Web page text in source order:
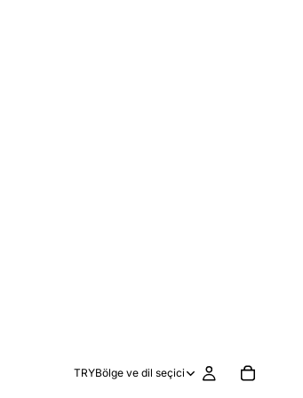
TRYBölge ve dil seçici